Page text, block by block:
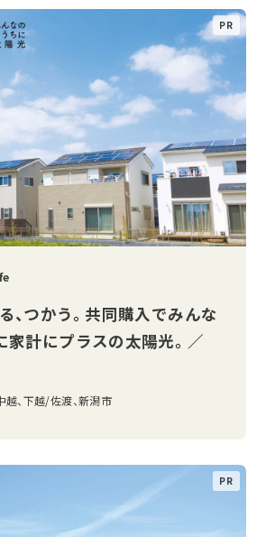
、つかう。 共同購入でみんな
計にプラスの太陽光。 ／
越、下越/佐渡、新潟市